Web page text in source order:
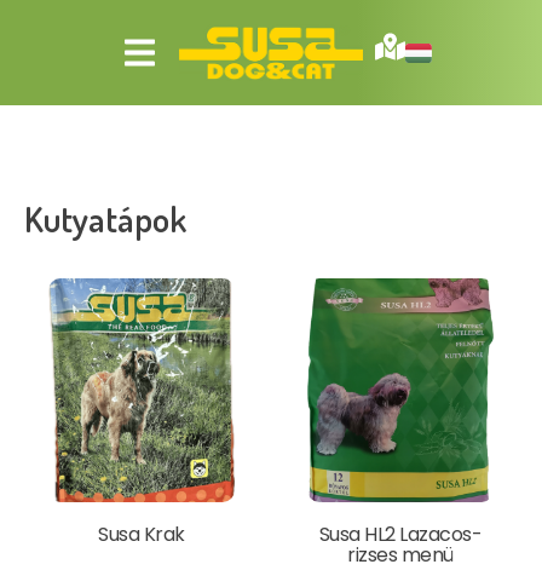
Kutyatápok
Susa Krak Susa HL2 Lazacos-
rizses menü